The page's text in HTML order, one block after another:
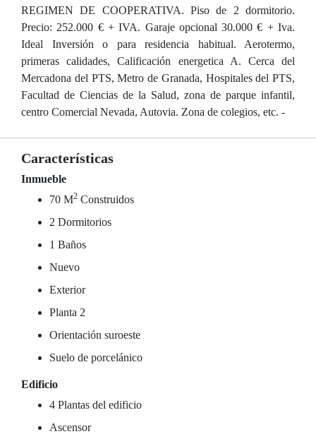
REGIMEN DE COOPERATIVA. Piso de 2 dormitorio.
Precio: 252.000 € + IVA. Garaje opcional 30.000 € + Iva.
Ideal Inversión o para residencia habitual. Aerotermo,
primeras calidades, Calificación energetica A. Cerca del
Mercadona del PTS, Metro de Granada, Hospitales del PTS,
Facultad de Ciencias de la Salud, zona de parque infantil,
centro Comercial Nevada, Autovia. Zona de colegios, etc. -
Características
Inmueble
70 M2 Construidos
2 Dormitorios
1 Baños
Nuevo
Exterior
Planta 2
Orientación suroeste
Suelo de porcelánico
Edificio
4 Plantas del edificio
Ascensor